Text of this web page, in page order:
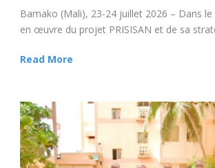
Bamako (Mali), 23-24 juillet 2026 – Dans
en œuvre du projet PRISISAN et de sa
Read More